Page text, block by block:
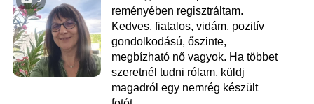
reményében regisztráltam.
Kedves, fiatalos, vidám, pozitív
gondolkodású, őszinte,
megbízható nő vagyok. Ha többet
szeretnél tudni rólam, küldj
magadról egy nemrég készült